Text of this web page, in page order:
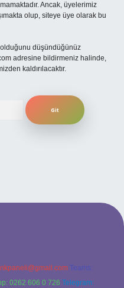
Ancak, üyelerimiz
olup, siteye üye olarak bu
olduğunu düşündüğünüz
adresine bildirmeniz halinde,
kaldırılacaktır.
Teams:
0262 606 0 726 Telegram: